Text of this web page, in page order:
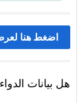
اضغط هنا
هل بيانات